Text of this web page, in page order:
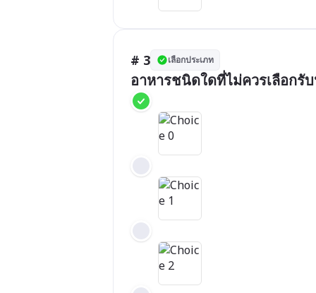
# 3 เลือกประเภท
อาหารชนิดใดที่ไม่ควรเลือกรั